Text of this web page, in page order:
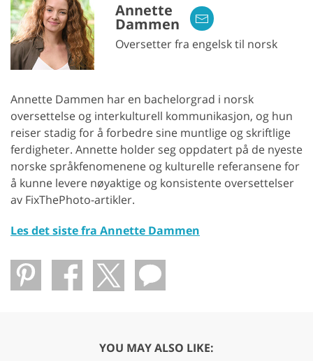
Annette
Dammen
Oversetter fra engelsk til norsk
Annette Dammen har en bachelorgrad i norsk
oversettelse og interkulturell kommunikasjon, og hun
reiser stadig for å forbedre sine muntlige og skriftlige
ferdigheter. Annette holder seg oppdatert på de nyeste
norske språkfenomenene og kulturelle referansene for
å kunne levere nøyaktige og konsistente oversettelser
av FixThePhoto-artikler.
Les det siste fra Annette Dammen
YOU MAY ALSO LIKE: